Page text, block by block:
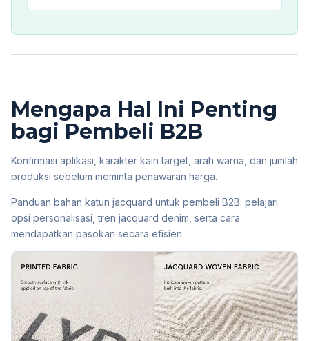
Mengapa Hal Ini Penting
bagi Pembeli B2B
Konfirmasi aplikasi, karakter kain target, arah warna, dan jumlah
produksi sebelum meminta penawaran harga.
Panduan bahan katun jacquard untuk pembeli B2B: pelajari
opsi personalisasi, tren jacquard denim, serta cara
mendapatkan pasokan secara efisien.